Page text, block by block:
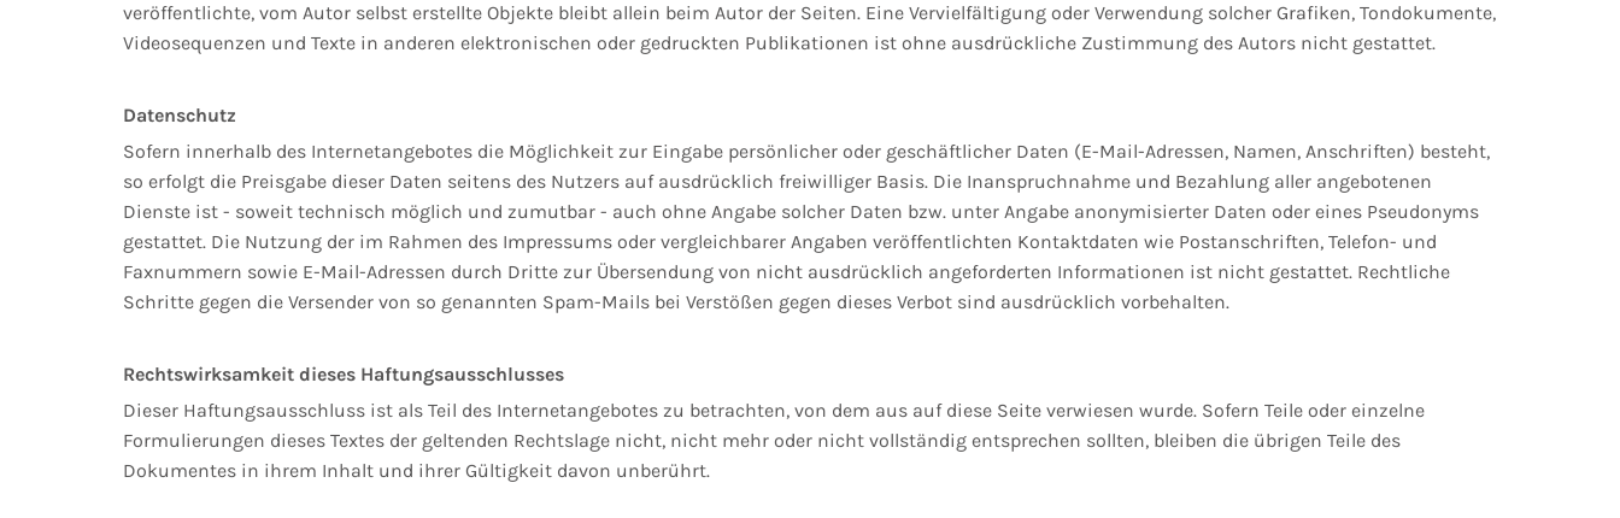
veröffentlichte, vom Autor selbst erstellte Objekte bleibt allein beim Autor der Seiten. Eine Vervielfältigung oder Verwendung solcher Grafiken, Tondokumente,
Videosequenzen und Texte in anderen elektronischen oder gedruckten Publikationen ist ohne ausdrückliche Zustimmung des Autors nicht gestattet.
Datenschutz
Sofern innerhalb des Internetangebotes die Möglichkeit zur Eingabe persönlicher oder geschäftlicher Daten (E-Mail-Adressen, Namen, Anschriften) besteht,
so erfolgt die Preisgabe dieser Daten seitens des Nutzers auf ausdrücklich freiwilliger Basis. Die Inanspruchnahme und Bezahlung aller angebotenen
Dienste ist - soweit technisch möglich und zumutbar - auch ohne Angabe solcher Daten bzw. unter Angabe anonymisierter Daten oder eines Pseudonyms
gestattet. Die Nutzung der im Rahmen des Impressums oder vergleichbarer Angaben veröffentlichten Kontaktdaten wie Postanschriften, Telefon- und
Faxnummern sowie E-Mail-Adressen durch Dritte zur Übersendung von nicht ausdrücklich angeforderten Informationen ist nicht gestattet. Rechtliche
Schritte gegen die Versender von so genannten Spam-Mails bei Verstößen gegen dieses Verbot sind ausdrücklich vorbehalten.
Rechtswirksamkeit dieses Haftungsausschlusses
Dieser Haftungsausschluss ist als Teil des Internetangebotes zu betrachten, von dem aus auf diese Seite verwiesen wurde. Sofern Teile oder einzelne
Formulierungen dieses Textes der geltenden Rechtslage nicht, nicht mehr oder nicht vollständig entsprechen sollten, bleiben die übrigen Teile des
Dokumentes in ihrem Inhalt und ihrer Gültigkeit davon unberührt.